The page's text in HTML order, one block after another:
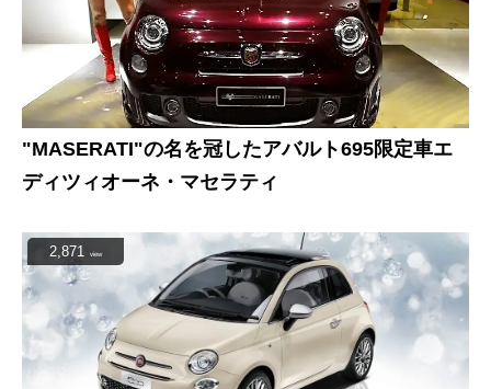
"MASERATI"の名を冠したアバルト695限定車エ
ディツィオーネ・マセラティ
2,871 view